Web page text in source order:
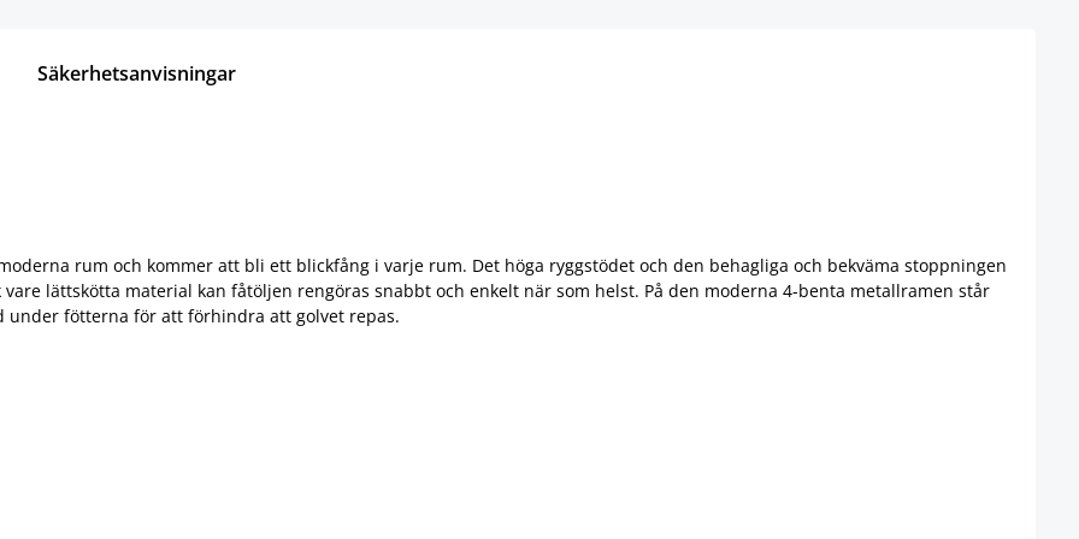
Säkerhetsanvisningar
rum och kommer att bli ett blickfång i varje rum. Det höga ryggstödet och den behagliga och bekväma stoppningen
lättskötta material kan fåtöljen rengöras snabbt och enkelt när som helst. På den moderna 4-benta metallramen står
fötterna för att förhindra att golvet repas.